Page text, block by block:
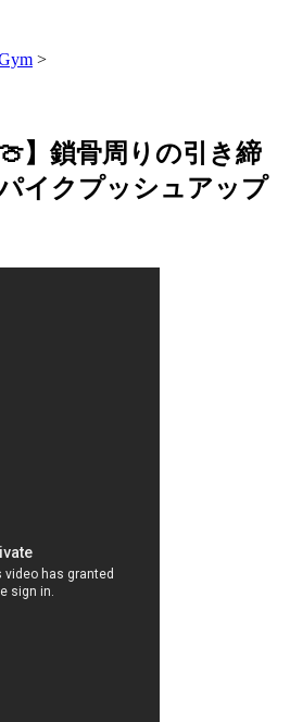
>
】鎖骨周りの引き締
イクプッシュアップ